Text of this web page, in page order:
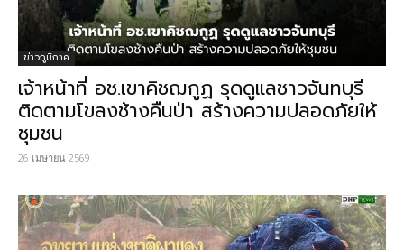
ข่าวภูมิภาค
เจ้าหน้าที่ อช.เขาคิชฌกูฏ รุดดูแลชาวจันทบุรี
ติดตามโขลงช้างคืนป่า สร้างความปลอดภัยให้
ชุมชน
26 เมษายน 2569